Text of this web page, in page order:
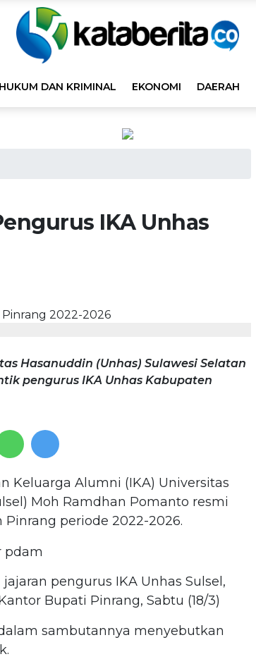
HUKUM DAN KRIMINAL EKONOMI DAERAH
IKA Unhas
Hasanuddin (Unhas) Sulawesi Selatan
pengurus IKA Unhas Kabupaten
Keluarga Alumni (IKA) Universitas
Moh Ramdhan Pomanto resmi
periode 2022-2026.
pengurus IKA Unhas Sulsel,
Bupati Pinrang, Sabtu (18/3)
sambutannya menyebutkan